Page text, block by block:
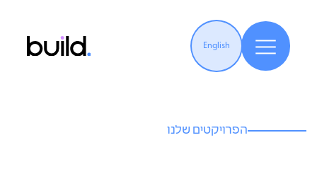
English
הפרויקטים שלנו